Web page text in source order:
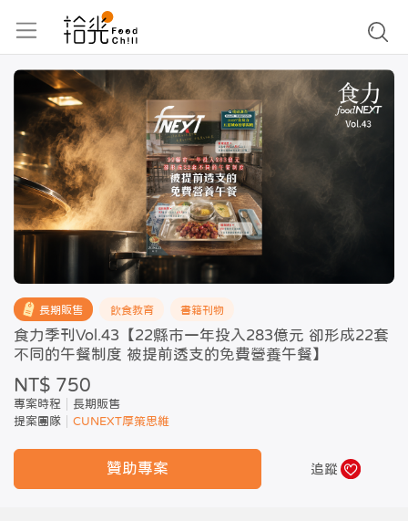
追蹤
長期販售 飲食教育 書籍刊物
食力季刊Vol.43【22縣市一年投入283億元 卻形成22套
不同的午餐制度 被提前透支的免費營養午餐】
NT$ 750
專案時程
長期販售
提案團隊
CUNEXT厚策思維
贊助專案